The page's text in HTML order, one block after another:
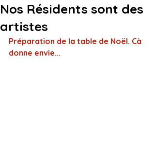
Nos Résidents sont des
artistes
Préparation de la table de Noël. Cà
donne envie...